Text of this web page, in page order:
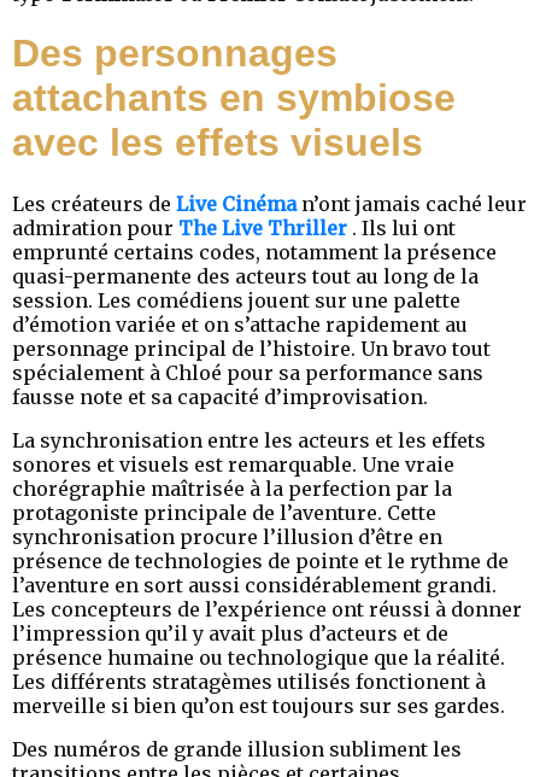
Des personnages
attachants en symbiose
avec les effets visuels
Les créateurs de Live Cinéman’ont jamais caché leur
admiration pour The Live Thriller . Ils lui ont
emprunté certains codes, notamment la présence
quasi-permanente des acteurs tout au long de la
session. Les comédiens jouent sur une palette
d’émotion variée et on s’attache rapidement au
personnage principal de l’histoire. Un bravo tout
spécialement à Chloé pour sa performance sans
fausse note et sa capacité d’improvisation.
La synchronisation entre les acteurs et les effets
sonores et visuels est remarquable. Une vraie
chorégraphie maîtrisée à la perfection par la
protagoniste principale de l’aventure. Cette
synchronisation procure l’illusion d’être en
présence de technologies de pointe et le rythme de
l’aventure en sort aussi considérablement grandi.
Les concepteurs de l’expérience ont réussi à donner
l’impression qu’il y avait plus d’acteurs et de
présence humaine ou technologique que la réalité.
Les différents stratagèmes utilisés fonctionent à
merveille si bien qu’on est toujours sur ses gardes.
Des numéros de grande illusion subliment les